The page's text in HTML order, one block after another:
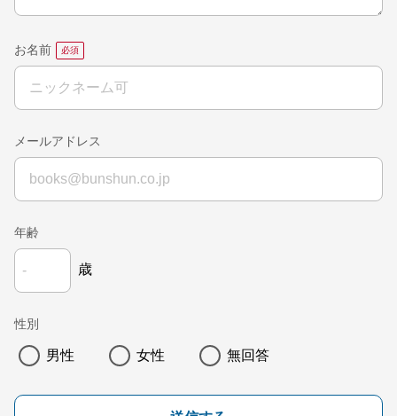
お名前
メールアドレス
年齢
歳
性別
男性 女性 無回答